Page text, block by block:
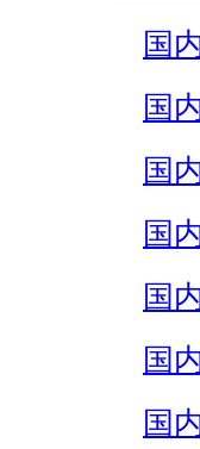
国
国
国
国
国
国
国